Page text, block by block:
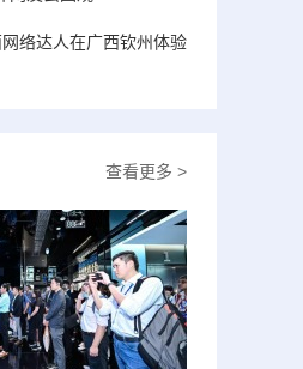
络达人在广西钦州体验
查看更多 >